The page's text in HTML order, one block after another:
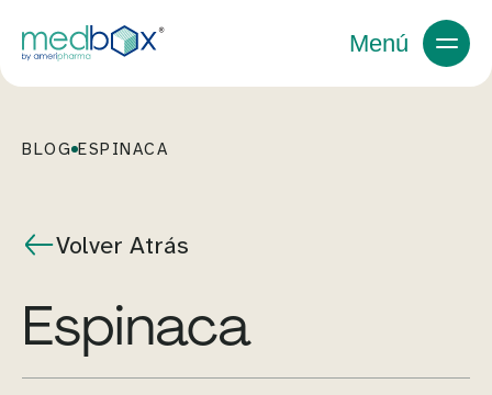
Menú
BLOG ESPINACA
Volver Atrás
espinaca